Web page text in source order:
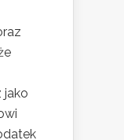
jako